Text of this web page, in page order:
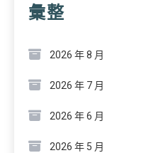
彙整
2026 年 8 月
2026 年 7 月
2026 年 6 月
2026 年 5 月